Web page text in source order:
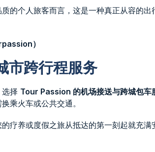
的个人旅客而言，这是一种真正从容的出
）
市跨行程服务
择 Tour Passion 的机场接送与跨城包车
乘火车或公共交通。
疗养或度假之旅从抵达的第一刻起就充满